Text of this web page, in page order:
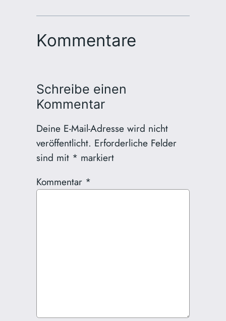
Kommentare
Schreibe einen
Kommentar
Deine E-Mail-Adresse wird nicht
veröffentlicht. Erforderliche Felder
sind mit * markiert
Kommentar *